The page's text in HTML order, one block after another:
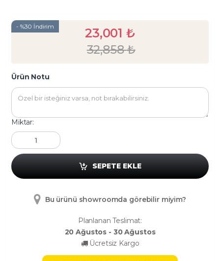
- %30 İndirim 23,001₺
32,858₺
Ürün Notu
Miktar:
SEPETE EKLE
Bu ürünü showroomda görebilir miyim?
Planlanan Teslimat:
20 Ağustos - 30 Ağustos
Ücretsiz Kargo